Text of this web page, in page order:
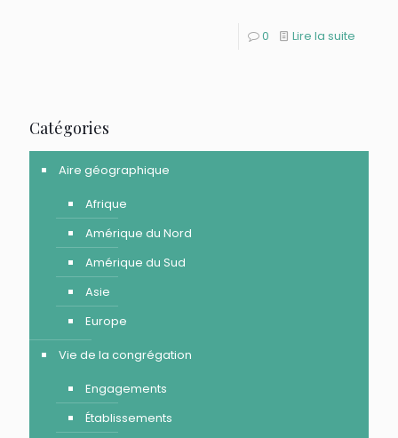
0 Lire la suite
Catégories
Aire géographique
Afrique
Amérique du Nord
Amérique du Sud
Asie
Europe
Vie de la congrégation
Engagements
Établissements